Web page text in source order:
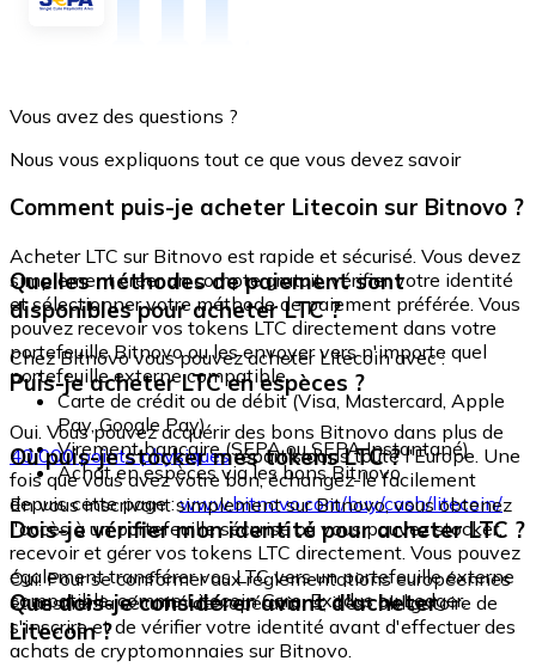
Vous avez des questions ?
Nous vous expliquons tout ce que vous devez savoir
Comment puis-je acheter Litecoin sur Bitnovo ?
Acheter LTC sur Bitnovo est rapide et sécurisé. Vous devez
simplement créer un compte gratuit, vérifier votre identité
et sélectionner votre méthode de paiement préférée. Vous
pouvez recevoir vos tokens LTC directement dans votre
portefeuille Bitnovo ou les envoyer vers n'importe quel
portefeuille externe compatible.
Quelles méthodes de paiement sont
disponibles pour acheter LTC ?
Chez Bitnovo vous pouvez acheter Litecoin avec :
Carte de crédit ou de débit (Visa, Mastercard, Apple
Pay, Google Pay)
Virement bancaire (SEPA ou SEPA Instantané)
Achat en espèces via les bons Bitnovo
Puis-je acheter LTC en espèces ?
Oui. Vous pouvez acquérir des bons Bitnovo dans plus de
40 000 points physiquesrépartis dans toute l'Europe. Une
fois que vous avez votre bon, échangez-le facilement
depuis cette page :www.bitnovo.com/buy/cash/litecoin/
Où puis-je stocker mes tokens LTC ?
En vous inscrivant simplement sur Bitnovo, vous obtenez
l'accès à un portefeuille sécurisé où vous pouvez stocker,
recevoir et gérer vos tokens LTC directement. Vous pouvez
également transférer vos LTC vers un portefeuille externe
compatible, comme Litecoin Core, Exodus ou Ledger.
Dois-je vérifier mon identité pour acheter LTC ?
Oui. Pour se conformer aux réglementations européennes
et assurer la sécurité des opérations, il est obligatoire de
s'inscrire et de vérifier votre identité avant d'effectuer des
achats de cryptomonnaies sur Bitnovo.
Que dois-je considérer avant d'acheter
Litecoin ?